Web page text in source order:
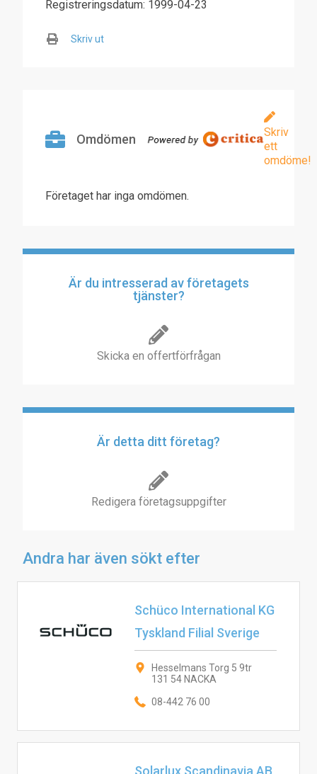
Registreringsdatum: 1999-04-23
Skriv ut
Omdömen
Skriv
ett
omdöme!
Företaget har inga omdömen.
Är du intresserad av företagets
tjänster?
Skicka en offertförfrågan
Är detta ditt företag?
Redigera företagsuppgifter
Andra har även sökt efter
Schüco International KG
Tyskland Filial Sverige
Hesselmans Torg 5 9tr
131 54 NACKA
08-442 76 00
Solarlux Scandinavia AB